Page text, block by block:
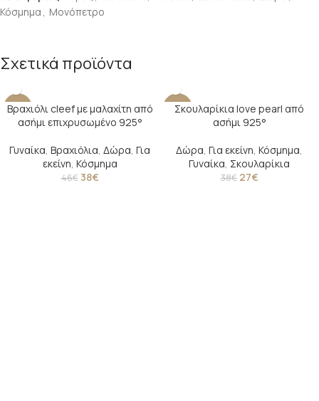
Κόσμημα , Μονόπετρο
Σχετικά προϊόντα
-17%
Βραχιόλι cleef με μαλαχίτη από
ασήμι επιχρυσωμένο 925°
Γυναίκα, Βραχιόλια, Δώρα, Για
εκείνη, Κόσμημα
46€ 38€
-29%
Σκουλαρίκια love pearl από
ασήμι 925°
Δώρα, Για εκείνη, Κόσμημα,
Γυναίκα, Σκουλαρίκια
38€ 27€